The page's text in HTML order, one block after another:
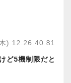
) 12:26:40.81
ど5機制限だと